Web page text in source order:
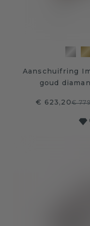
Aanschuifring
goud
€ 623,20€